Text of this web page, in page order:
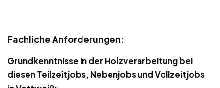
Fachliche Anforderungen:
Grundkenntnisse in der Holzverarbeitung bei
diesen Teilzeitjobs, Nebenjobs und Vollzeitjobs